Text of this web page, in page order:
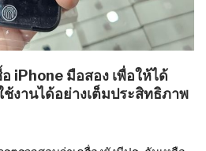
iPhone มือสอง เพื่อให้ได้
งานได้อย่างเต็มประสิทธิภาพ